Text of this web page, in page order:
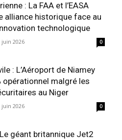
: La FAA et l’EASA
alliance historique face au
technologique
juin 2026 0
: L’Aéroport de Niamey
opérationnel malgré les
au Niger
juin 2026 0
géant britannique Jet2